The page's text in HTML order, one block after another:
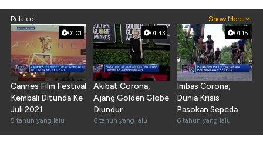
Related Show More
01:01
Cannes Film Festival
Kembali Ditunda Ke
Juli 2021
5 tahun yang lalu
01:43
Akibat Corona,
Ajang Golden Globe
Diundur
6 tahun yang lalu
01:15
Imbas Corona,
Dunia Krisis
Pasokan Sepeda
6 tahun yang lalu